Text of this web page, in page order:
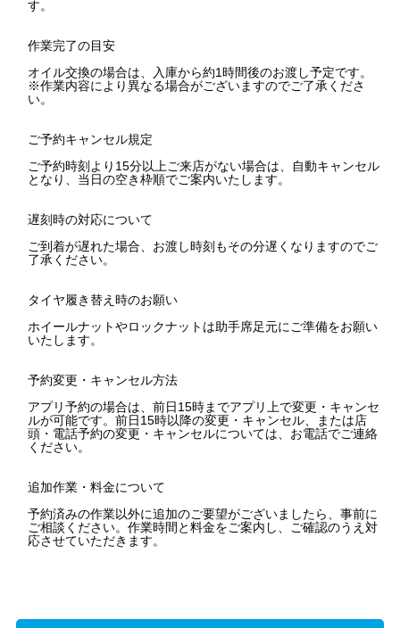
す。
作業完了の目安
オイル交換の場合は、入庫から約1時間後のお渡し予定です。
※作業内容により異なる場合がございますのでご了承くださ
い。
ご予約キャンセル規定
ご予約時刻より15分以上ご来店がない場合は、自動キャンセル
となり、当日の空き枠順でご案内いたします。
遅刻時の対応について
ご到着が遅れた場合、お渡し時刻もその分遅くなりますのでご
了承ください。
タイヤ履き替え時のお願い
ホイールナットやロックナットは助手席足元にご準備をお願い
いたします。
予約変更・キャンセル方法
アプリ予約の場合は、前日15時までアプリ上で変更・キャンセ
ルが可能です。前日15時以降の変更・キャンセル、または店
頭・電話予約の変更・キャンセルについては、お電話でご連絡
ください。
追加作業・料金について
予約済みの作業以外に追加のご要望がございましたら、事前に
ご相談ください。作業時間と料金をご案内し、ご確認のうえ対
応させていただきます。